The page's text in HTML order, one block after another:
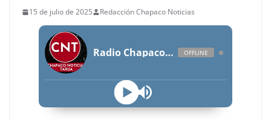
15 de julio de 2025 Redacción Chapaco Noticias
Radio Chapaco Noticias Las 24 horas en vivo OFFLINE